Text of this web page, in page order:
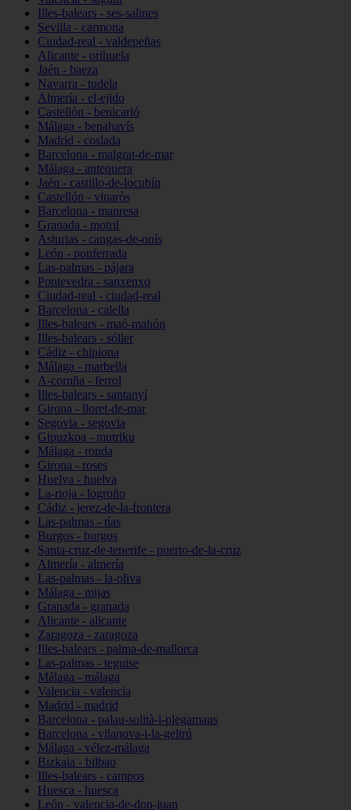
Illes-balears - ses-salines
Sevilla - carmona
Ciudad-real - valdepeñas
Alicante - orihuela
Jaén - baeza
Navarra - tudela
Almería - el-ejido
Castellón - benicarló
Málaga - benahavís
Madrid - coslada
Barcelona - malgrat-de-mar
Málaga - antequera
Jaén - castillo-de-locubín
Castellón - vinaròs
Barcelona - manresa
Granada - motril
Asturias - cangas-de-onís
León - ponferrada
Las-palmas - pájara
Pontevedra - sanxenxo
Ciudad-real - ciudad-real
Barcelona - calella
Illes-balears - maó-mahón
Illes-balears - sóller
Cádiz - chipiona
Málaga - marbella
A-coruña - ferrol
Illes-balears - santanyí
Girona - lloret-de-mar
Segovia - segovia
Gipuzkoa - mutriku
Málaga - ronda
Girona - roses
Huelva - huelva
La-rioja - logroño
Cádiz - jerez-de-la-frontera
Las-palmas - tías
Burgos - burgos
Santa-cruz-de-tenerife - puerto-de-la-cruz
Almería - almería
Las-palmas - la-oliva
Málaga - mijas
Granada - granada
Alicante - alicante
Zaragoza - zaragoza
Illes-balears - palma-de-mallorca
Las-palmas - teguise
Málaga - málaga
Valencia - valencia
Madrid - madrid
Barcelona - palau-solità-i-plegamans
Barcelona - vilanova-i-la-geltrú
Málaga - vélez-málaga
Bizkaia - bilbao
Illes-balears - campos
Huesca - huesca
León - valencia-de-don-juan